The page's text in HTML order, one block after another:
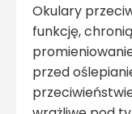
Okulary
funkcję,
przed